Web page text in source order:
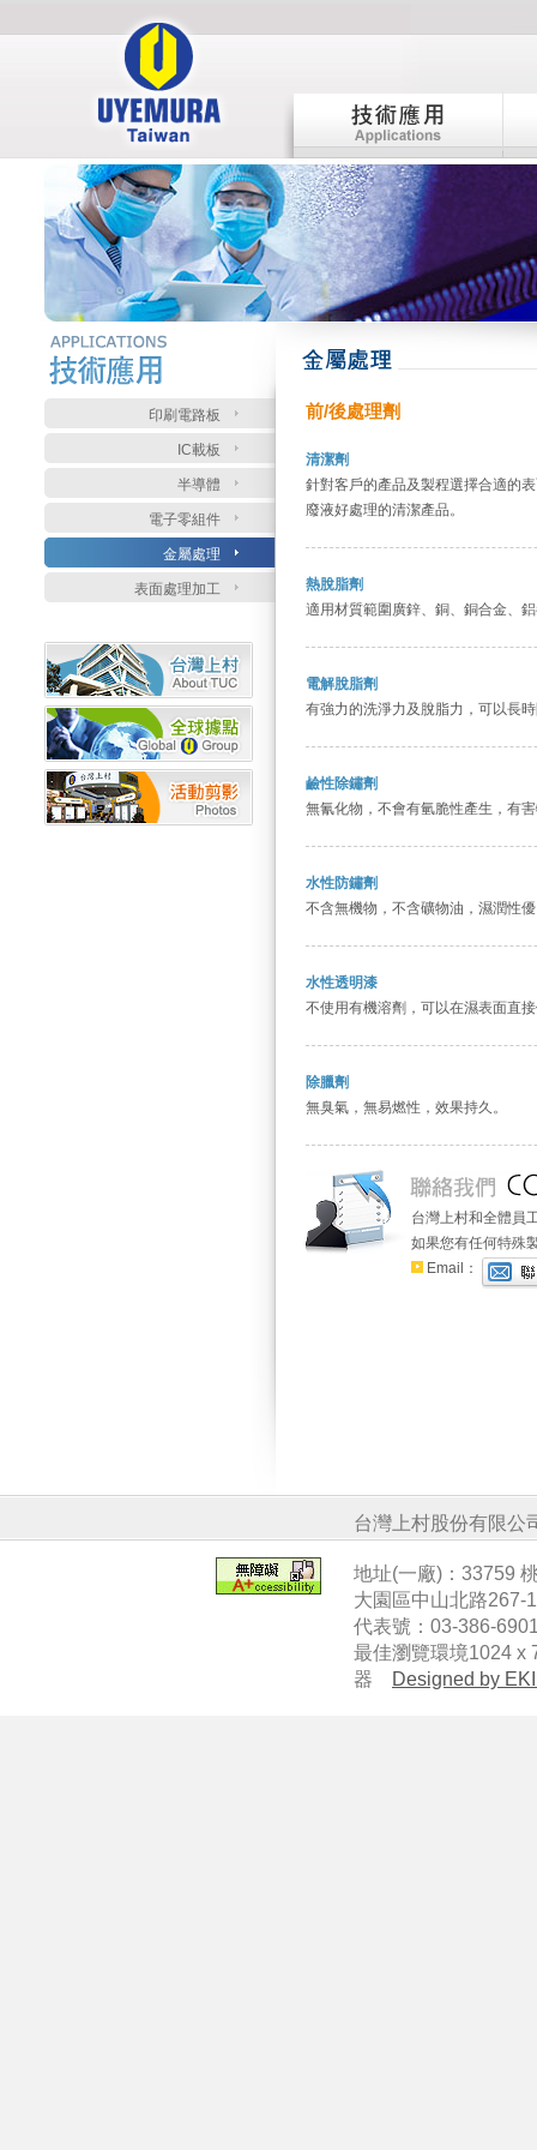
印刷電路板
IC載板
半導體
電子零組件
金屬處理
表面處理加工
前/後處理劑
清潔劑
針對客戶的產品及製程選擇合適的
廢液好處理的清潔產品。
熱脫脂劑
適用材質範圍廣鋅、銅、銅合金、
電解脫脂劑
有強力的洗淨力及脫脂力，可以長
鹼性除鏽劑
無氰化物，不會有氫脆性產生，有
水性防鏽劑
不含無機物，不含礦物油，濕潤性
水性透明漆
不使用有機溶劑，可以在濕表面直
除臘劑
無臭氣，無易燃性，效果持久。
台灣上村和全體員
如果您有任何特殊
Email：
台灣上村股份有
地址(一廠)：33759
大園區中山北路267-
代表號：03-386-
最佳瀏覽環境1024 x
器 Designed by